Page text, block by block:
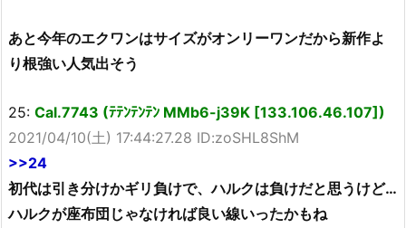
あと今年のエクワンはサイズがオンリーワンだから新作よ
り根強い人気出そう
25: Cal.7743 (ﾃﾃﾝﾃﾝﾃﾝ MMb6-j39K [133.106.46.107])
2021/04/10(土) 17:44:27.28 ID:zoSHL8ShM
>>24
初代は引き分けかギリ負けで、ハルクは負けだと思うけど…
ハルクが座布団じゃなければ良い線いったかもね